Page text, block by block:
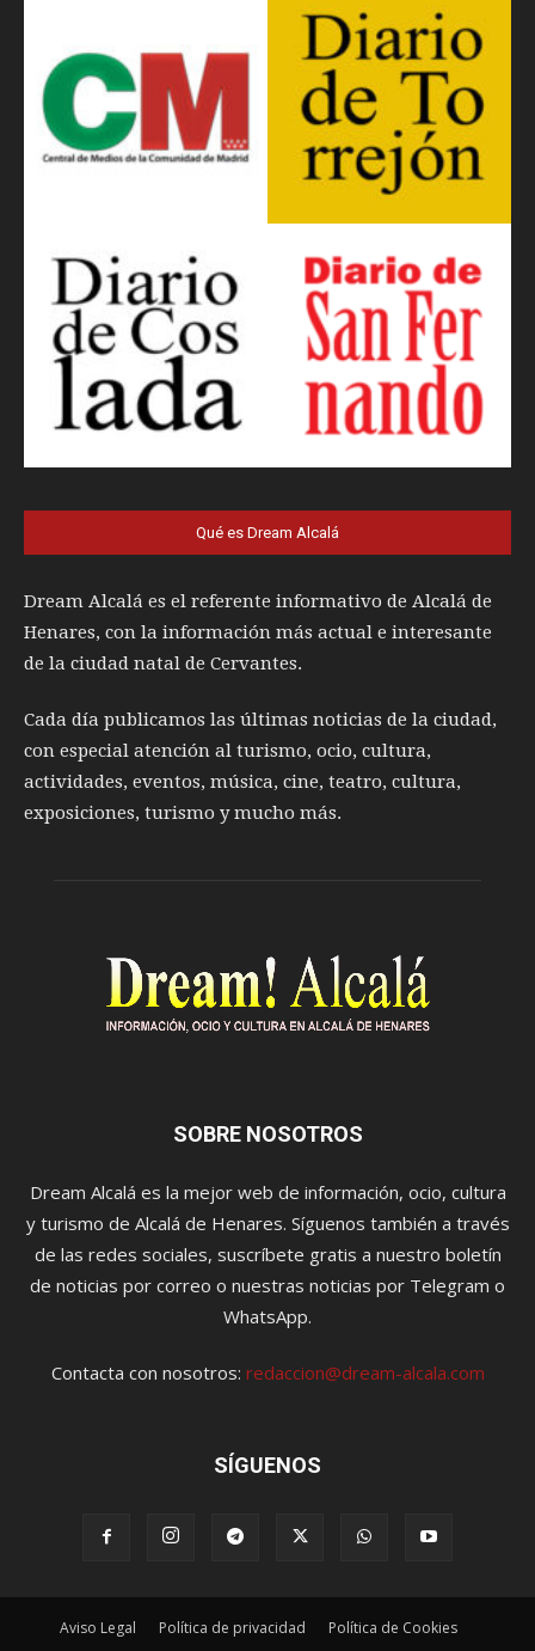
Qué es Dream Alcalá
Dream Alcalá es el referente informativo de Alcalá de
Henares, con la información más actual e interesante
de la ciudad natal de Cervantes.
Cada día publicamos las últimas noticias de la ciudad,
con especial atención al turismo, ocio, cultura,
actividades, eventos, música, cine, teatro, cultura,
exposiciones, turismo y mucho más.
SOBRE NOSOTROS
Dream Alcalá es la mejor web de información, ocio, cultura
y turismo de Alcalá de Henares. Síguenos también a través
de las redes sociales, suscríbete gratis a nuestro boletín
de noticias por correo o nuestras noticias por Telegram o
WhatsApp.
Contacta con nosotros: redaccion@dream-alcala.com
SÍGUENOS
Aviso Legal Política de privacidad
Política de Cookies